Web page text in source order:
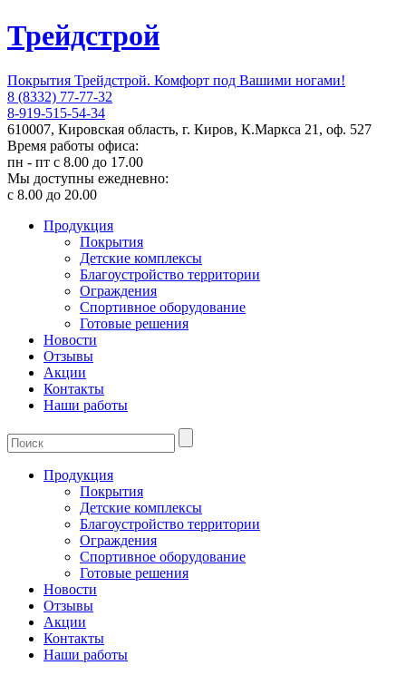
Трейдстрой
Покрытия Трейдстрой. Комфорт под Вашими ногами!
8 (8332) 77-77-32
8-919-515-54-34
610007, Кировская область, г. Киров, К.Маркса 21, оф. 527
Время работы офиса:
пн - пт с 8.00 до 17.00
Мы доступны ежедневно:
с 8.00 до 20.00
Продукция
Покрытия
Детские комплексы
Благоустройство территории
Ограждения
Спортивное оборудование
Готовые решения
Новости
Отзывы
Акции
Контакты
Наши работы
Продукция
Покрытия
Детские комплексы
Благоустройство территории
Ограждения
Спортивное оборудование
Готовые решения
Новости
Отзывы
Акции
Контакты
Наши работы